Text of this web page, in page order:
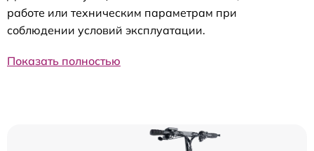
работе или техническим параметрам при
соблюдении условий эксплуатации.
Показать полностью